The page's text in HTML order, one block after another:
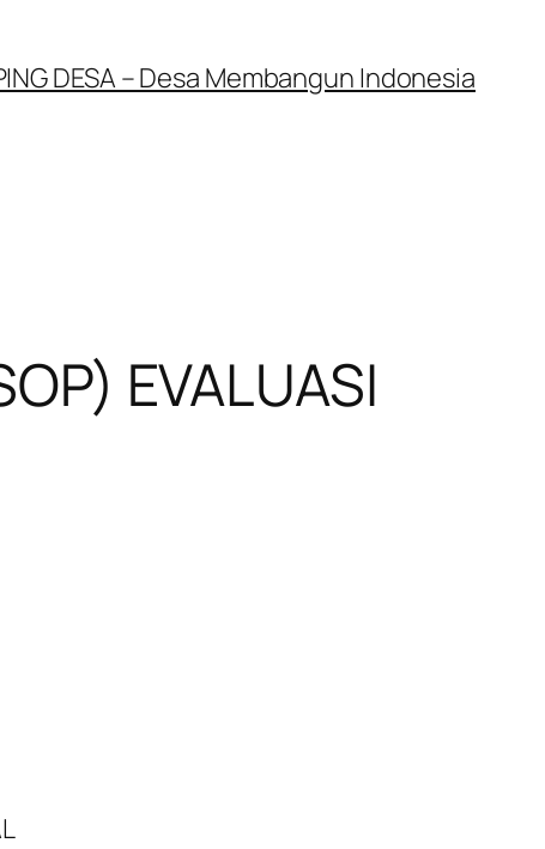
DESA – Desa Membangun Indonesia
EVALUASI